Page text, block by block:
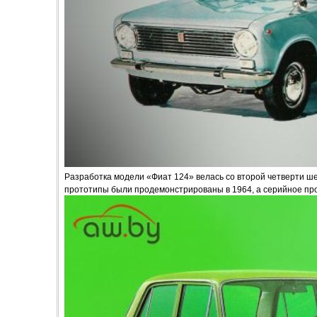
Разработка модели «Фиат 124» велась со второй четверти
прототипы были продемонстрированы в 1964, а серийное